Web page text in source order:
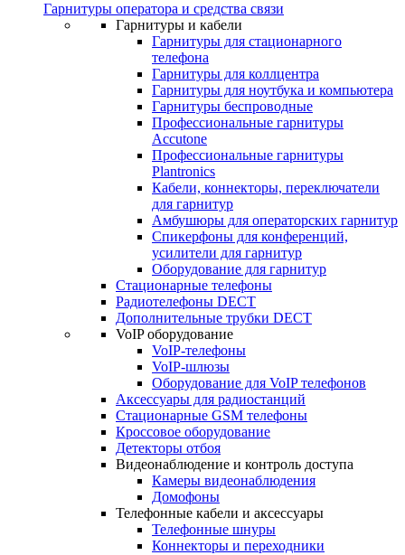
Гарнитуры оператора и средства связи
Гарнитуры и кабели
Гарнитуры для стационарного
телефона
Гарнитуры для коллцентра
Гарнитуры для ноутбука и компьютера
Гарнитуры беспроводные
Профессиональные гарнитуры
Accutone
Профессиональные гарнитуры
Plantronics
Кабели, коннекторы, переключатели
для гарнитур
Амбушюры для операторских гарнитур
Cпикерфоны для конференций,
усилители для гарнитур
Оборудование для гарнитур
Стационарные телефоны
Радиотелефоны DECT
Дополнительные трубки DECT
VoIP оборудование
VoIP-телефоны
VoIP-шлюзы
Оборудование для VoIP телефонов
Аксессуары для радиостанций
Стационарные GSM телефоны
Кроссовое оборудование
Детекторы отбоя
Видеонаблюдение и контроль доступа
Камеры видеонаблюдения
Домофоны
Телефонные кабели и аксессуары
Телефонные шнуры
Коннекторы и переходники